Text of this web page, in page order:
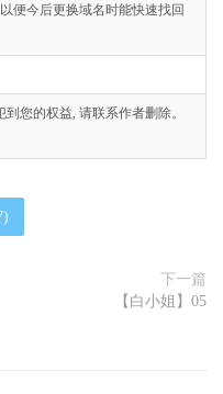
便今后更换域名时能快速找回
您的权益, 请联系作者删除。
)
下一篇
【白小姐】05